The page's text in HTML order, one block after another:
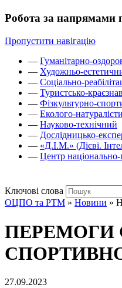
Робота за напрямами
Пропустити навігацію
— Гуманітарно-
— Художньо-
— Соціально-
— Туристсько-
— Фізкультурно-
— Еколого-
— Науково-технічний
— Дослідницько-
— «Д.І.М.» (Дієві.
— Центр
Ключові слова
ОЦПО та РТМ » Новини »
ПЕРЕМОГИ
27.09.2023